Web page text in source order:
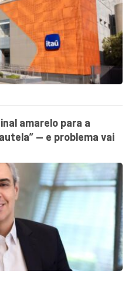
amarelo para a
— e problema vai